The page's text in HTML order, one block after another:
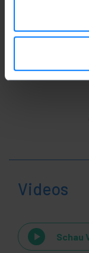
Einstufung
Videos
Schau